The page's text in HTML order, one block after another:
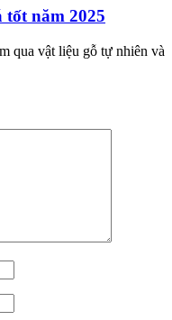
tốt năm 2025
qua vật liệu gỗ tự nhiên và